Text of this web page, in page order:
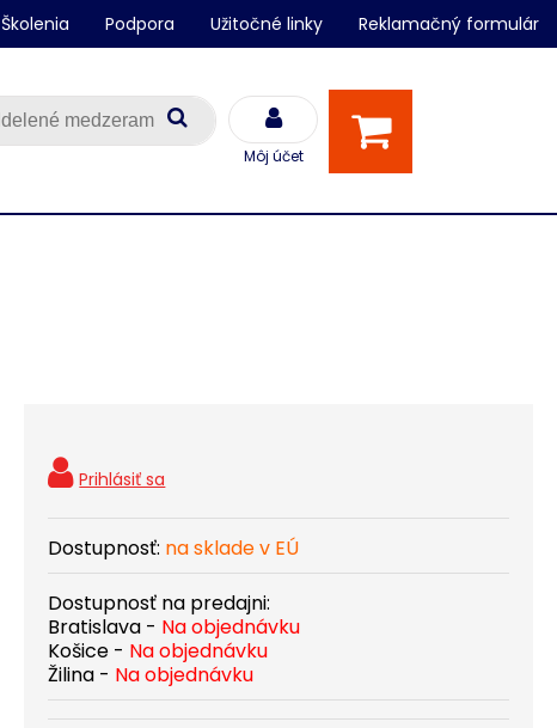
Môj účet
Školenia Podpora Užitočné linky Reklamačný formulár
Dostupnosť: na sklade v EÚ
Dostupnosť na predajni:
Bratislava - Na objednávku
Košice - Na objednávku
Žilina - Na objednávku